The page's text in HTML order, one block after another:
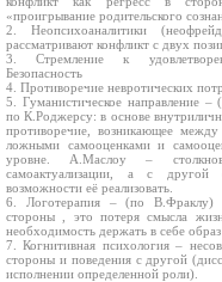
«проигрывание родительского
2. Неопсихоаналитики
рассматривают конфликт с двух
3. Стремление к
Безопасность
4. Противоречие невротических
5. Гуманистическое направление
по К.Роджерсу: в основе
противоречие, возникающее
ложными самооценками и
уровне. А.Маслоу –
самоактуализации, а с другой
возможности её реализовать.
6. Логотерапия – (по
стороны , это потеря смысла
необходимость держать в себе
7. Когнитивная психология –
стороны и поведения с другой
исполнении определенной роли).